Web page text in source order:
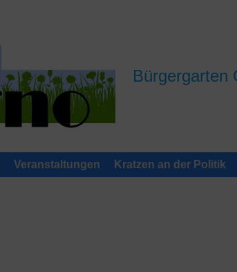
Bürgergarten
Veranstaltungen Kratzen an der Politik